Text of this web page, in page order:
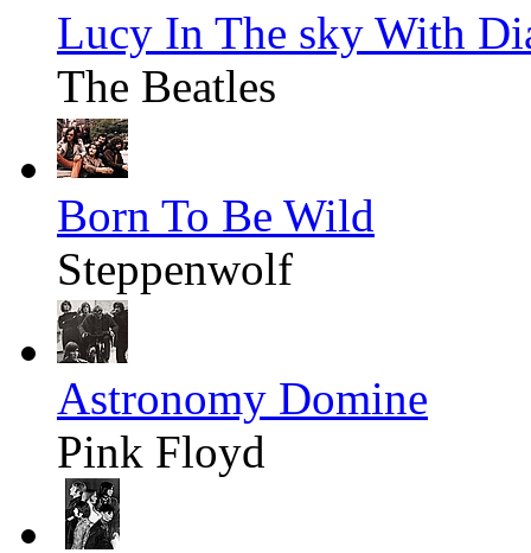
Lucy In The sky With
The Beatles
Born To Be Wild
Steppenwolf
Astronomy Domine
Pink Floyd